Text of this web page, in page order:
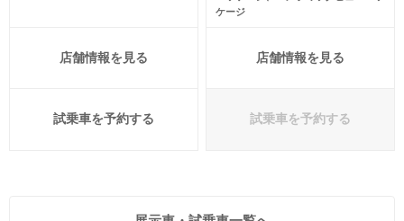
店舗情報を見る
試乗車を予約する
ケージ
店舗情報を見る
試乗車を予約する